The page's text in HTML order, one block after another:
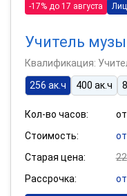
-17% до 17 августа
Учитель
Квалификация:
256 ак.ч
400 ак.ч
Кол-во часов:
Стоимость:
Старая цена:
Рассрочка: